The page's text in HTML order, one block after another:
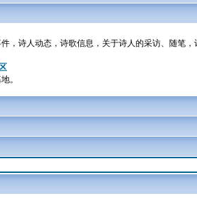
，诗人动态，诗歌信息，关于诗人的采访、随笔
。